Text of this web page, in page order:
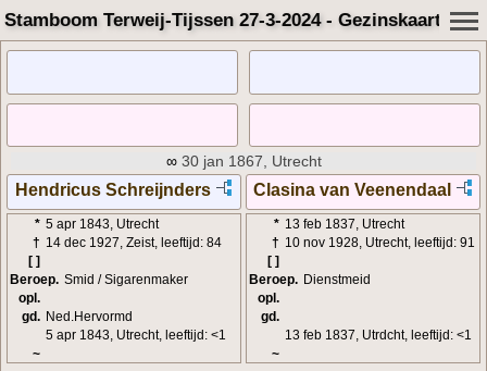
Stamboom Terweij-Tijssen 27-3-2024 - Gezinskaart
∞ 30 jan 1867, Utrecht
Hendricus Schreijnders Clasina van Veenendaal
* 5 apr 1843, Utrecht
† 14 dec 1927, Zeist, leeftijd: 84
[ ]
Beroep. Smid / Sigarenmaker
opl.
gd. Ned.Hervormd
5 apr 1843, Utrecht, leeftijd: <1
~
* 13 feb 1837, Utrecht
† 10 nov 1928, Utrecht, leeftijd: 91
[ ]
Beroep. Dienstmeid
opl.
gd.
13 feb 1837, Utrdcht, leeftijd: <1
~